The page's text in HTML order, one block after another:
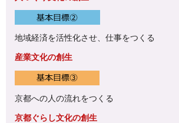
地域経済を活性化させ、仕事をつくる
産業文化の創生
京都への人の流れをつくる
京都ぐらし文化の創生